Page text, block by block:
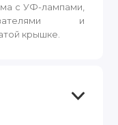
с УФ-лампами,
и
крышке.